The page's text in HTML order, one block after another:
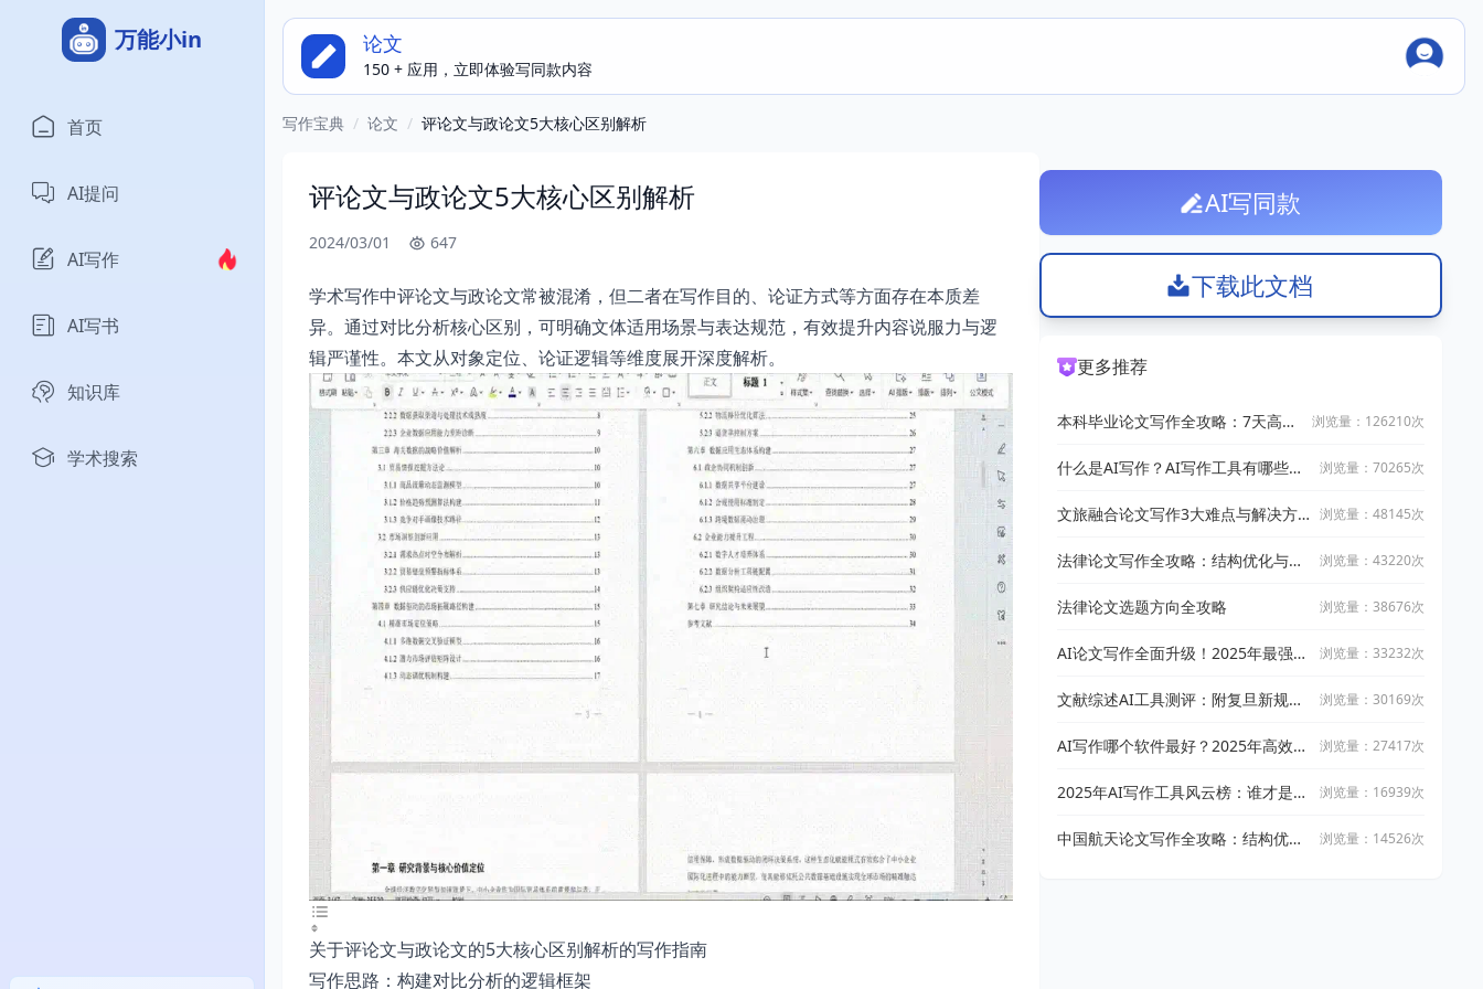
万能小in
首页
AI提问
AI写作
AI写书
知识库
学术搜索
论文
150 + 应用，立即体验写同款内容
写作宝典 / 论文 / 评论文与政论文5大核心区别解析
评论文与政论文5大核心区别解析
2024/03/01 647
学术写作中评论文与政论文常被混淆，但二者在写作目的、论证方式等方面存在本质差
异。通过对比分析核心区别，可明确文体适用场景与表达规范，有效提升内容说服力与逻
辑严谨性。本文从对象定位、论证逻辑等维度展开深度解析。
关于评论文与政论文的5大核心区别解析的写作指南
写作思路：构建对比分析的逻辑框架
AI写同款
下载此文档
更多推荐
本科毕业论文写作全攻略：7天高效
浏览量：126210次
什么是AI写作？AI写作工具有哪些？
浏览量：70265次
文旅融合论文写作3大难点与解决方
浏览量：48145次
法律论文写作全攻略：结构优化与文
浏览量：43220次
法律论文选题方向全攻略 浏览量：38676次
AI论文写作全面升级！2025年最强写
稿
浏览量：33232次
文献综述AI工具测评：附复旦新规下
浏览量：30169次
AI写作哪个软件最好？2025年高效智
浏览量：27417次
2025年AI写作工具风云榜：谁才是真
浏览量：16939次
中国航天论文写作全攻略：结构优化
浏览量：14526次